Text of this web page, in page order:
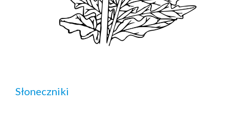
Słoneczniki